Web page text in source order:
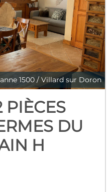
1500 / Villard sur Doron
PIÈCES
DU
H